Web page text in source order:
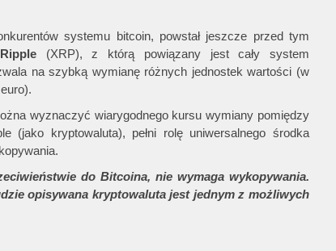
systemu bitcoin, powstał jeszcze przed tym
Ripple(XRP), z którą powiązany jest cały system
na szybką wymianę różnych jednostek wartości (w
wyznaczyć wiarygodnego kursu wymiany pomiędzy
(jako kryptowaluta), pełni rolę uniwersalnego środka
do Bitcoina, nie wymaga wykopywania.
opisywana kryptowaluta jest jednym z możliwych